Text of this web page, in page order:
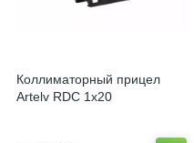
Коллиматорный прицел
Artelv RDC 1x20